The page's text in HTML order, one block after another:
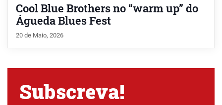
Cool Blue Brothers no “warm up” do
Águeda Blues Fest
20 de Maio, 2026
Subscreva!